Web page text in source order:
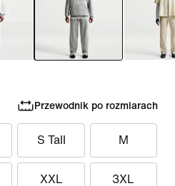
Przewodnik po rozmiarach
S Tall M
XXL 3XL